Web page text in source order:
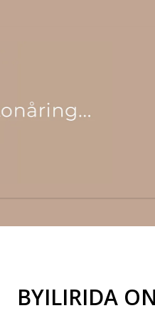
BYILIRIDA